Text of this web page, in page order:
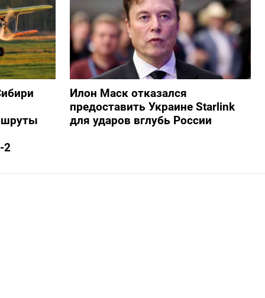
2
Илон Маск отказался
предоставить Украине Starlink
для ударов вглубь России